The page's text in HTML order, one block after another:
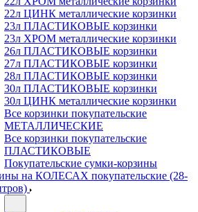
22л ЦИНК металлические корзинки
23л ПЛАСТИКОВЫЕ корзинки
23л ХРОМ металлические корзинки
26л ПЛАСТИКОВЫЕ корзинки
27л ПЛАСТИКОВЫЕ корзинки
28л ПЛАСТИКОВЫЕ корзинки
30л ПЛАСТИКОВЫЕ корзинки
30л ЦИНК металлические корзинки
Все корзинки покупательские
МЕТАЛЛИЧЕСКИЕ
Все корзинки покупательские
ПЛАСТИКОВЫЕ
Покупательские сумки-корзины
на КОЛЕСАХ покупательские (28-